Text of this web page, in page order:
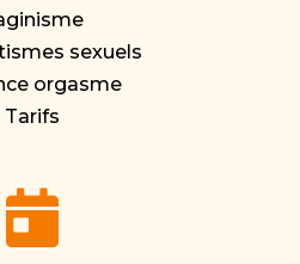
sexuels
orgasme
Tarifs
